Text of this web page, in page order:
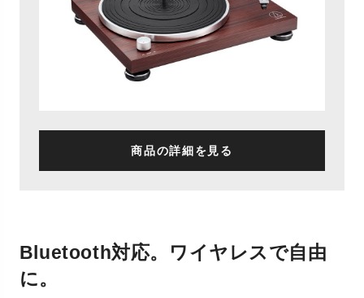
商品の詳細を見る
Bluetooth対応。ワイヤレスで自由
に。